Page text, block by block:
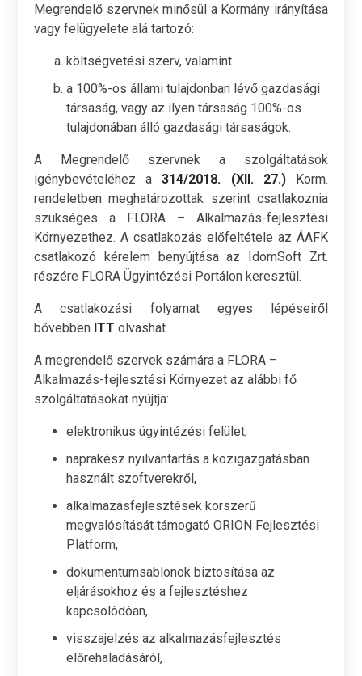
Megrendelő szervnek minősül a Kormány irányítása
vagy felügyelete alá tartozó:
költségvetési szerv, valamint
a 100%-os állami tulajdonban lévő gazdasági
társaság, vagy az ilyen társaság 100%-os
tulajdonában álló gazdasági társaságok.
A Megrendelő szervnek a szolgáltatások
igénybevételéhez a314/2018. (XII. 27.)Korm.
rendeletben meghatározottak szerint csatlakoznia
szükséges a FLORA – Alkalmazás-fejlesztési
Környezethez. A csatlakozás előfeltétele az ÁAFK
csatlakozó kérelem benyújtása az IdomSoft Zrt.
részére FLORA Ügyintézési Portálon keresztül.
A csatlakozási folyamat egyes lépéseiről
bővebben ITT olvashat.
A megrendelő szervek számára a FLORA –
Alkalmazás-fejlesztési Környezet az alábbi fő
szolgáltatásokat nyújtja:
elektronikus ügyintézési felület,
naprakész nyilvántartás a közigazgatásban
használt szoftverekről,
alkalmazásfejlesztések korszerű
megvalósítását támogató ORION Fejlesztési
Platform,
dokumentumsablonok biztosítása az
eljárásokhoz és a fejlesztéshez
kapcsolódóan,
visszajelzés az alkalmazásfejlesztés
előrehaladásáról,